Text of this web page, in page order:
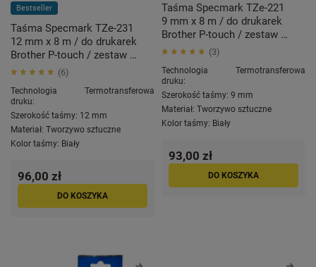
Bestseller
Taśma Specmark TZe-231
12 mm x 8 m / do drukarek
Brother P-touch / zestaw 5
szt.
6
Technologia
druku:
Termotransferowa
Szerokość taśmy: 12 mm
Materiał: Tworzywo sztuczne
Kolor taśmy: Biały
96,00 zł
DO KOSZYKA
Taśma Specmark TZe-221
9 mm x 8 m / do drukarek
Brother P-touch / zestaw 5
szt.
3
Technologia
druku:
Termotransferowa
Szerokość taśmy: 9 mm
Materiał: Tworzywo sztuczne
Kolor taśmy: Biały
93,00 zł
DO KOSZYKA